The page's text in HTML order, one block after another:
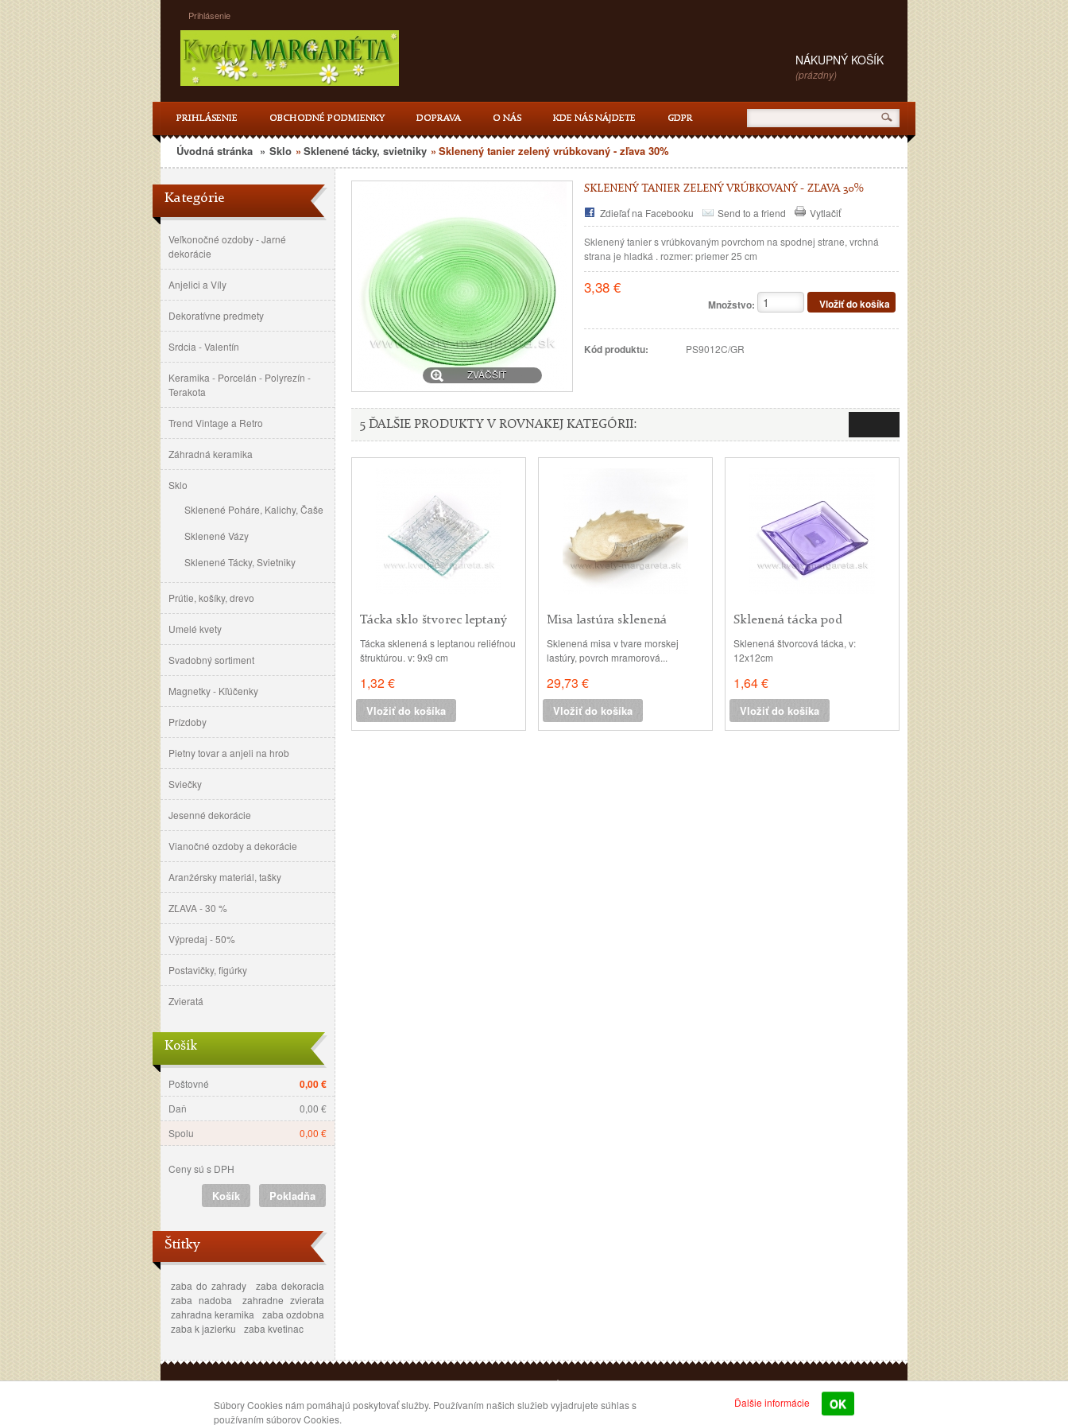
Prihlásenie
NÁKUPNÝ KOŠÍK
(prázdny)
OK
Ďalšie informácie
Súbory Cookies nám pomáhajú poskytovať služby. Používaním našich služieb vyjadrujete súhlas s
používaním súborov Cookies.
PRIHLÁSENIE OBCHODNÉ PODMIENKY DOPRAVA O NÁS KDE NÁS NÁJDETE GDPR
Úvodná stránka » Sklo » Sklenené tácky, svietniky » Sklenený tanier zelený vrúbkovaný - zľava 30%
Kategórie
Veľkonočné ozdoby - Jarné
dekorácie
Anjelici a Víly
Dekoratívne predmety
Srdcia - Valentín
Keramika - Porcelán - Polyrezín -
Terakota
Trend Vintage a Retro
Záhradná keramika
Sklo
Sklenené Poháre, Kalichy, Čaše
Sklenené Vázy
Sklenené Tácky, Svietniky
Prútie, košíky, drevo
Umelé kvety
Svadobný sortiment
Magnetky - Kľúčenky
Prízdoby
Pietny tovar a anjeli na hrob
Sviečky
Jesenné dekorácie
Vianočné ozdoby a dekorácie
Aranžérsky materiál, tašky
ZĽAVA - 30 %
Výpredaj - 50%
Postavičky, figúrky
Zvieratá
Košík
0,00 €
Poštovné
0,00 €
Daň
0,00 €
Spolu
Ceny sú s DPH
Pokladňa
Košík
Štítky
zaba do zahrady
zaba dekoracia
zaba nadoba
zahradne zvierata
zahradna keramika
zaba ozdobna
zaba k jazierku
zaba kvetinac
ZVÄČŠIŤ
SKLENENÝ TANIER ZELENÝ VRÚBKOVANÝ - ZĽAVA 30%
Zdieľať na Facebooku Send to a friend Vytlačiť
Sklenený tanier s vrúbkovaným povrchom na spodnej strane, vrchná
strana je hladká . rozmer: priemer 25 cm
3,38 €
Množstvo:
Kód produktu: PS9012C/GR
5 ĎALŠIE PRODUKTY V ROVNAKEJ KATEGÓRII:
Tácka sklo štvorec leptaný
Tácka sklenená s leptanou reliéfnou
štruktúrou. v: 9x9 cm
1,32 €
Vložiť do košíka
Misa lastúra sklenená
Sklenená misa v tvare morskej
lastúry, povrch mramorová...
29,73 €
Vložiť do košíka
Sklenená tácka pod
Sklenená štvorcová tácka, v:
12x12cm
1,64 €
Vložiť do košíka
2007–2016 © kvety-margareta.sk. Všetky práva vyhradené. Úvod Akcia A Zľavy Mapa Obchodu Kontakt
» Nájdite naše predajne